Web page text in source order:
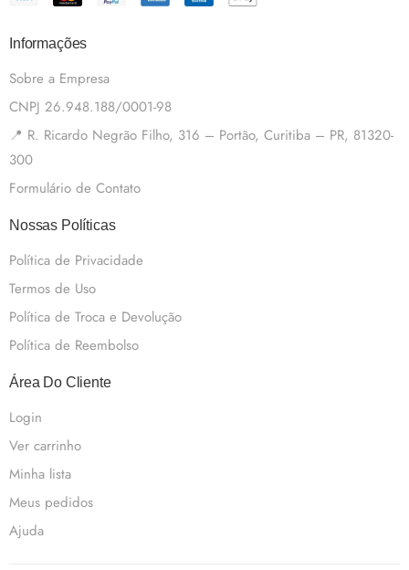
Informações
Sobre a Empresa
CNPJ 26.948.188/0001-98
📍 R. Ricardo Negrão Filho, 316 – Portão, Curitiba – PR, 81320-
300
Formulário de Contato
Nossas Políticas
Política de Privacidade
Termos de Uso
Política de Troca e Devolução
Política de Reembolso
Área Do Cliente
Login
Ver carrinho
Minha lista
Meus pedidos
Ajuda